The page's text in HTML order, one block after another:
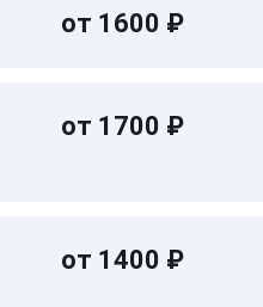
от 1600 ₽
от 1700 ₽
от 1400 ₽